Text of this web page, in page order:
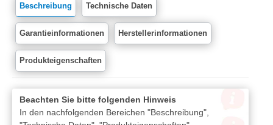
Beschreibung Technische Daten
Garantieinformationen Herstellerinformationen
Produkteigenschaften
Beachten Sie bitte folgenden Hinweis
In den nachfolgenden Bereichen "Beschreibung",